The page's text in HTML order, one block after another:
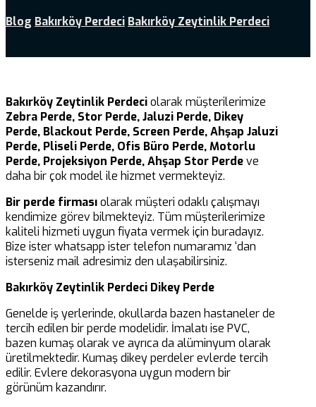
Blog Bakırköy Perdeci Bakırköy Zeytinlik Perdeci
Bakırköy Zeytinlik Perdeciolarak müşterilerimize
Zebra Perde, Stor Perde, Jaluzi Perde, Dikey
Perde, Blackout Perde, Screen Perde, Ahşap Jaluzi
Perde, Pliseli Perde, Ofis Büro Perde, Motorlu
Perde, Projeksiyon Perde, Ahşap Stor Perdeve
daha bir çok model ile hizmet vermekteyiz.
Bir perde firmasıolarak müşteri odaklı çalışmayı
kendimize görev bilmekteyiz. Tüm müşterilerimize
kaliteli hizmeti uygun fiyata vermek için buradayız.
Bize ister whatsapp ister telefon numaramız ‘dan
isterseniz mail adresimiz den ulaşabilirsiniz.
Bakırköy Zeytinlik Perdeci Dikey Perde
Genelde iş yerlerinde, okullarda bazen hastaneler de
tercih edilen bir perde modelidir. İmalatı ise PVC,
bazen kumaş olarak ve ayrıca da alüminyum olarak
üretilmektedir. Kumaş dikey perdeler evlerde tercih
edilir. Evlere dekorasyona uygun modern bir
görünüm kazandırır.